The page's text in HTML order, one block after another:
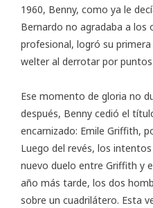
1960, Benny, como ya le
Bernardo no agradaba a los
profesional, logró su
welter al derrotar por puntos
Ese momento de gloria no
después, Benny cedió el
encarnizado: Emile Griffith,
Luego del revés, los
nuevo duelo entre Griffith y
año más tarde, los dos
sobre un cuadrilátero. Esta